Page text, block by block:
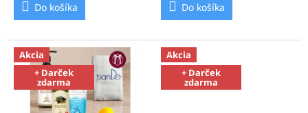
v
i
e
a
Do košíka Do košíka
Akcia
+ Darček
zdarma
Akcia
+ Darček
zdarma